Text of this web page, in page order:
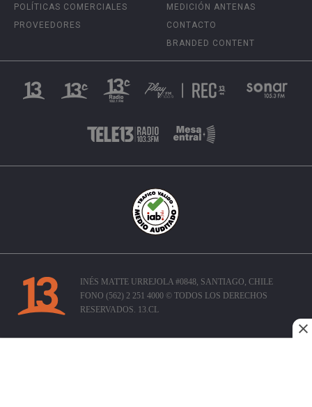
POLÍTICAS COMERCIALES
PROVEEDORES
MEDICIÓN ANTENAS
CONTACTO
BRANDED CONTENT
INÉS MATTE URREJOLA #0848, SANTIAGO, CHILE
FONO (562) 2 251 4000 © TODOS LOS DERECHOS
RESERVADOS. 13.CL